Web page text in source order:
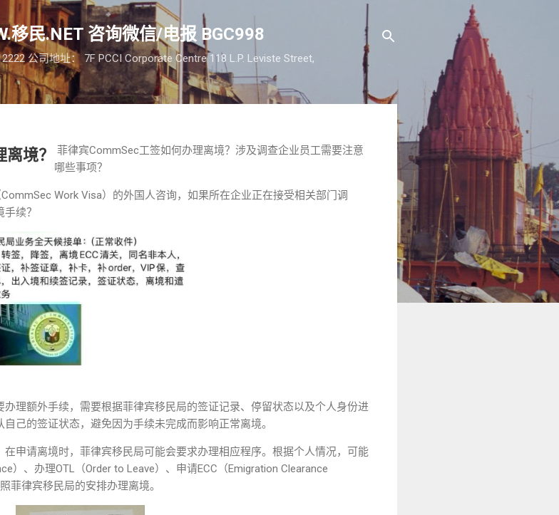
跳至主要内容
移民.NET 咨询微信/电报 BGC998
公司地址： 7F PCCI Corporate Centre 118 L.P. Leviste Street,
境？
菲律宾CommSec工签如何办理离境？涉及调查企业员工需要注意
哪些事项？
Work Visa）的外国人咨询，如果所在企业正在接受相关部门调
续？
理额外手续，需要根据菲律宾移民局的签证记录、停留状态以及个人身份进
己的签证状态，避免因为手续未完成而影响正常离境。
申请离境时，菲律宾移民局可能会要求办理相应程序。根据个人情况，可能
）、办理OTL（Order to Leave）、申请ECC（Emigration Clearance
菲律宾移民局的安排办理离境。